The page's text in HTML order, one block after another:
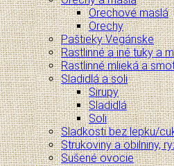
Orechové maslá
Orechy
Paštieky Vegánske
Rastlinné a iné tuky a
Rastlinné mlieká a
Sladidlá a soli
Sirupy
Sladidlá
Soli
Sladkosti bez lepku/
Strukoviny a obilniny,
Sušené ovocie